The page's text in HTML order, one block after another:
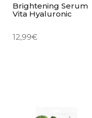
Brightening Serum
Vita Hyaluronic
12,99€